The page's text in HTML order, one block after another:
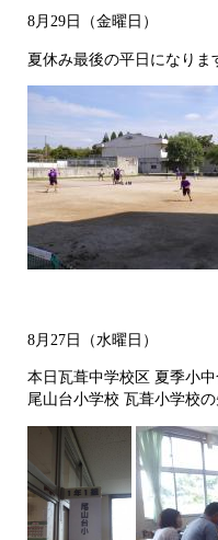
8月29日（金曜日）
夏休み最後の平日になりま
8月27日（水曜日）
本日瓦葺中学校区 夏季小
尾山台小学校 瓦葺小学校